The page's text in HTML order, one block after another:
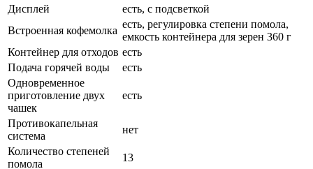
Дисплей
есть, с подсветкой
Встроенная кофемолка
есть, регулировка степени помола,
емкость контейнера для зерен 360 г
Контейнер для отходов есть
Подача горячей воды
есть
Одновременное
приготовление двух
чашек
есть
Противокапельная
система
нет
Количество степеней
помола
13